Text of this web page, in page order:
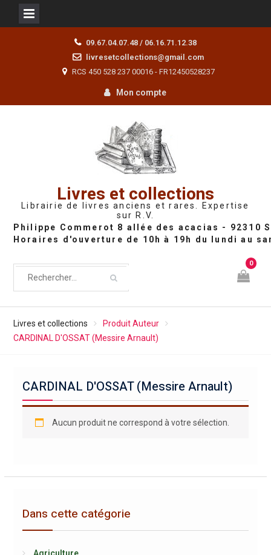
09.67.04.07.48 / 06.16.71.12.38
livresetcollections@gmail.com
RCS 450 528 237 00016 - FR12450528237
Mon compte
Livres et collections
Librairie de livres anciens et rares. Expertise
sur R.V.
0
Livres et collections
Produit Auteur
CARDINAL D'OSSAT (Messire Arnault)
CARDINAL D'OSSAT (Messire Arnault)
Aucun produit ne correspond à votre sélection.
Dans cette catégorie